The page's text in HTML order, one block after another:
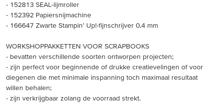
- 152813 SEAL-lijmroller
- 152392 Papiersnijmachine
- 166647 Zwarte Stampin’ Up!-fijnschrijver 0,4 mm
WORKSHOPPAKKETTEN VOOR SCRAPBOOKS
- bevatten verschillende soorten ontworpen projecten;
- zijn perfect voor beginnende of drukke creatievelingen of voor
diegenen die met minimale inspanning toch maximaal resultaat
willen behalen;
- zijn verkrijgbaar zolang de voorraad strekt.